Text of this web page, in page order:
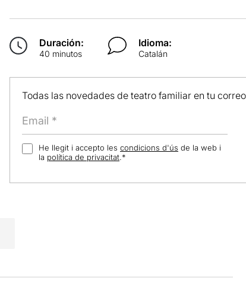
Duración:
40 minutos
Idioma:
Catalán
Todas las novedades de teatro familiar en tu
He llegit i accepto les condicions d'ús de la web i
la política de privacitat.*